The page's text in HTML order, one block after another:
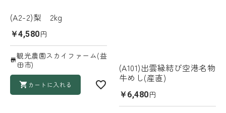
(A2-2)梨 2kg
￥4,580円
観光農園スカイファーム(益
田市)
カートに入れる
(A101)出雲縁結び空港名物
牛めし(産直)
￥6,480円